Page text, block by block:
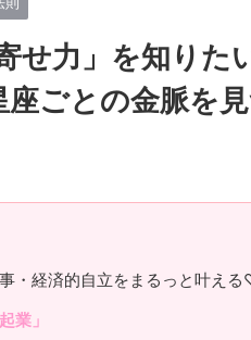
せ力」を知りた
座ごとの金脈を
・経済的自立をまるっと叶え
業」